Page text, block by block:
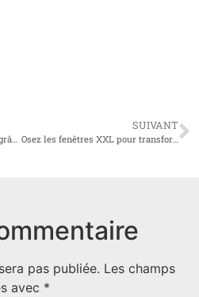
Ajoutez du cachet à votre salon grâce à la décoration vintage en carreaux de ciment
SUIVANT
Osez les fenêtres XXL pour transformer votre intérieur
pas publiée. Les champs
avec *